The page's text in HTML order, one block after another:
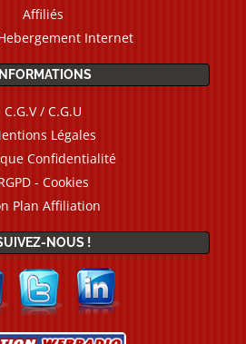
Affiliés
Internet
INFORMATIONS
C.G.V / C.G.U
Légales
Confidentialité
- Cookies
Plan Affiliation
NOUS !